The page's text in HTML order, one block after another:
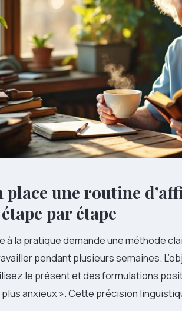
place une routine
par étape
à la pratique demande une méthode
pendant plusieurs semaines.
le présent et des formulations
plus anxieux ». Cette précision